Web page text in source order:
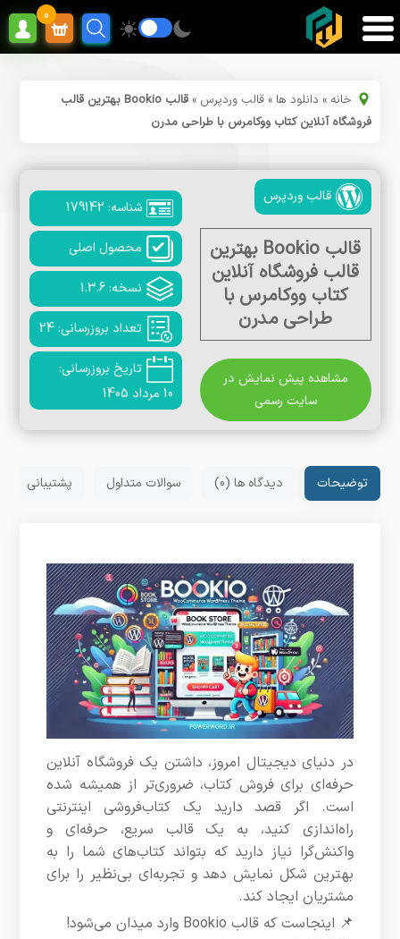
0
خانه » دانلود ها »قالب وردپرس »
قالب Bookio بهترین قالب
فروشگاه آنلاین کتاب ووکامرس با طراحی مدرن
قالب وردپرس
قالب Bookio بهترین
قالب فروشگاه آنلاین
کتاب ووکامرس با
طراحی مدرن
مشاهده پیش نمایش در
سایت رسمی
شناسه: 179142
محصول اصلی
نسخه: 1.3.6
تعداد بروزرسانی: 24
تاریخ بروزرسانی:
10 مرداد 1405
توضیحات دیدگاه ها (0) سوالات متداول پشتیبانی
در دنیای دیجیتال امروز، داشتن یک فروشگاه آنلاین
حرفه‌ای برای فروش کتاب، ضروری‌تر از همیشه شده
است. اگر قصد دارید یک کتاب‌فروشی اینترنتی
راه‌اندازی کنید، به یک قالب سریع، حرفه‌ای و
واکنش‌گرا نیاز دارید که بتواند کتاب‌های شما را به
بهترین شکل نمایش دهد و تجربه‌ای بی‌نظیر را برای
مشتریان ایجاد کند.
📌 اینجاست که قالب Bookio وارد میدان می‌شود!